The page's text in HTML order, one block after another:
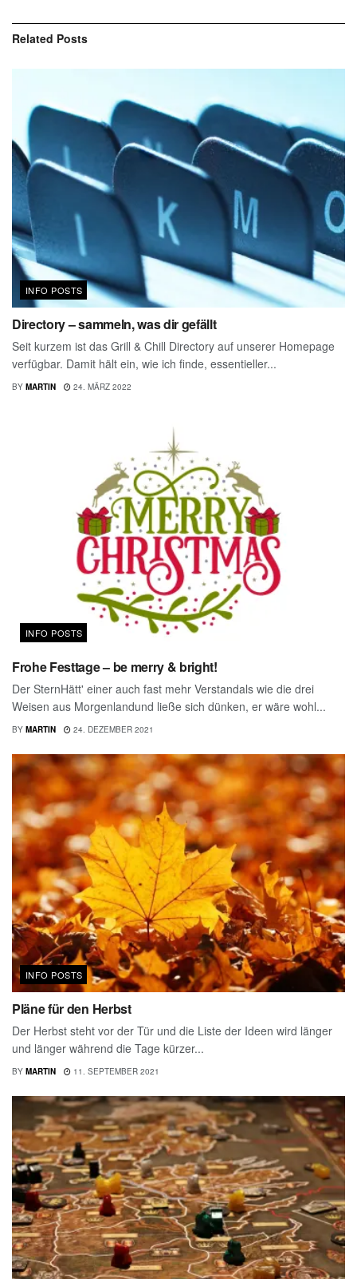
Related Posts
INFO POSTS
Directory – sammeln, was dir gefällt
Seit kurzem ist das Grill & Chill Directory auf unserer Homepage
verfügbar. Damit hält ein, wie ich finde, essentieller...
BY MARTIN 24. MÄRZ 2022
INFO POSTS
Frohe Festtage – be merry & bright!
Der SternHätt' einer auch fast mehr Verstandals wie die drei
Weisen aus Morgenlandund ließe sich dünken, er wäre wohl...
BY MARTIN 24. DEZEMBER 2021
INFO POSTS
Pläne für den Herbst
Der Herbst steht vor der Tür und die Liste der Ideen wird länger
und länger während die Tage kürzer...
BY MARTIN 11. SEPTEMBER 2021